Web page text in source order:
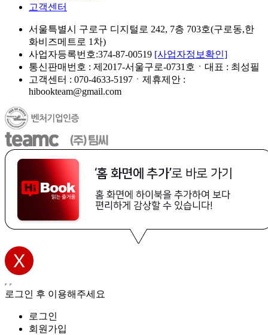
고객센터
서울특별시 구로구 디지털로 242, 7층 703호(구로동,한
화비즈메트로 1차)
사업자등록번호:374-87-00519 [사업자정보확인]
통신판매번호 : 제2017-서울구로-0731호ㆍ대표 : 최성필
고객센터 : 070-4633-5197ㆍ제휴제안 :
hibookteam@gmail.com
로그인 후 이용해주세요
로그인
회원가입